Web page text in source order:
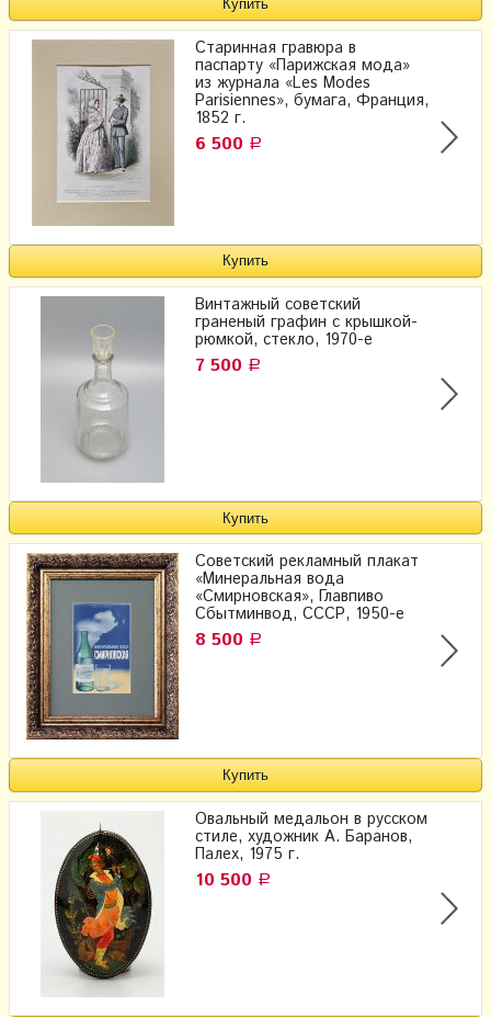
Старинная гравюра в
паспарту «Парижская мода»
из журнала «Les Modes
Parisiennes», бумага, Франция,
1852 г.
6 500 Р
Винтажный советский
граненый графин с крышкой-
рюмкой, стекло, 1970-е
7 500 Р
Советский рекламный плакат
«Минеральная вода
«Смирновская», Главпиво
Сбытминвод, СССР, 1950-е
8 500 Р
Овальный медальон в русском
стиле, художник А. Баранов,
Палех, 1975 г.
10 500 Р